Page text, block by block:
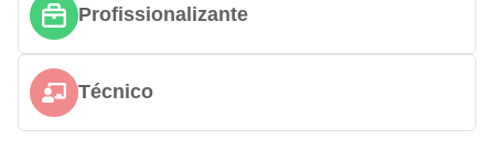
Profissionalizante
Técnico